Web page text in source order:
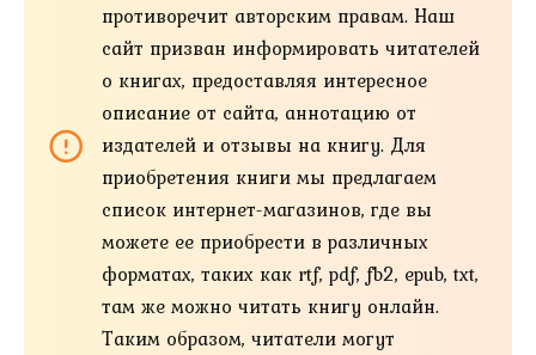
противоречит авторским правам. Наш
сайт призван информировать читателей
о книгах, предоставляя интересное
описание от сайта, аннотацию от
издателей и отзывы на книгу. Для
приобретения книги мы предлагаем
список интернет-магазинов, где вы
можете ее приобрести в различных
форматах, таких как rtf, pdf, fb2, epub, txt,
там же можно читать книгу онлайн.
Таким образом, читатели могут